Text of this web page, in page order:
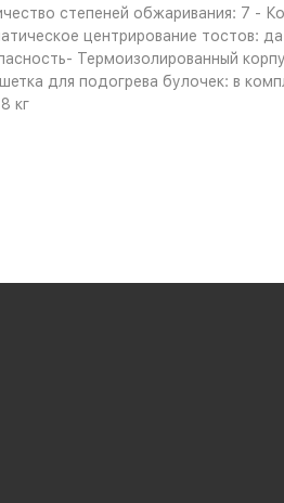
степеней обжаривания: 7 -
центрирование тостов:
Термоизолированный
для подогрева булочек: в
кг